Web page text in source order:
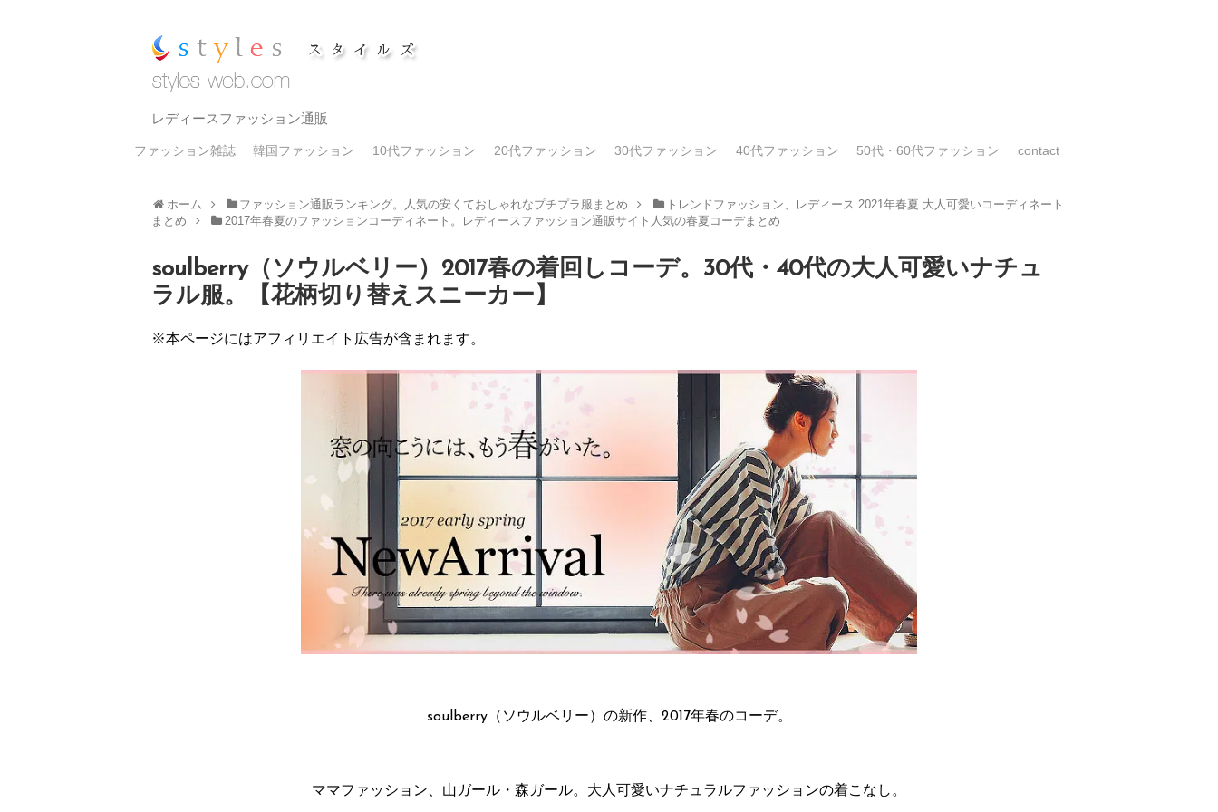
レディースファッション通販
ファッション雑誌 韓国ファッション 10代ファッション 20代ファッション 30代ファッション 40代ファッション 50代・60代ファッション contact
ホーム ファッション通販ランキング。人気の安くておしゃれなプチプラ服まとめ
トレンドファッション、レディース 2021年春夏 大人可愛いコーディネート
まとめ
2017年春夏のファッションコーディネート。レディースファッション通販サイト人気の春夏コーデまとめ
soulberry（ソウルベリー）2017春の着回しコーデ。30代・40代の大人可愛いナチュ
ラル服。【花柄切り替えスニーカー】
※本ページにはアフィリエイト広告が含まれます。
soulberry（ソウルベリー）の新作、2017年春のコーデ。
ママファッション、山ガール・森ガール。大人可愛いナチュラルファッションの着こなし。